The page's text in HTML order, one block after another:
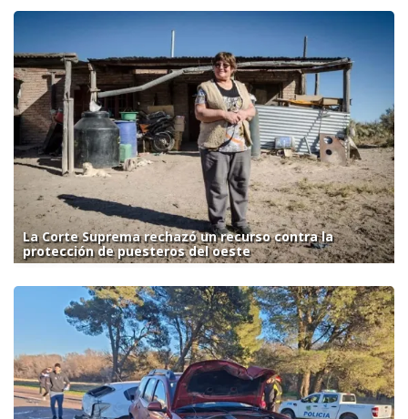
La Corte Suprema rechazó un recurso contra la
protección de puesteros del oeste